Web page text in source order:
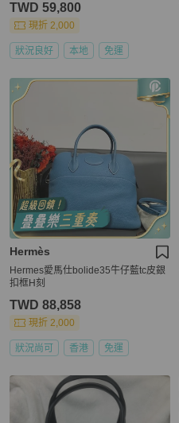
TWD 59,800
現折 2,000
狀況良好 本地 免運
Hermès
Hermes愛馬仕bolide35牛仔藍tc皮銀
扣框H刻
TWD 88,858
現折 2,000
狀況尚可 香港 免運